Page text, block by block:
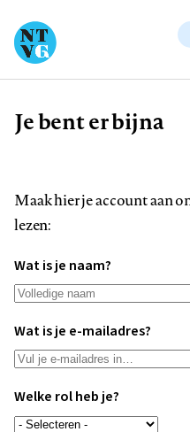
Kruimelpad
Je bent er bijna
Maak hier je account aan
lezen:
Wat is je naam?
Wat is je e-mailadres?
Welke rol heb je?